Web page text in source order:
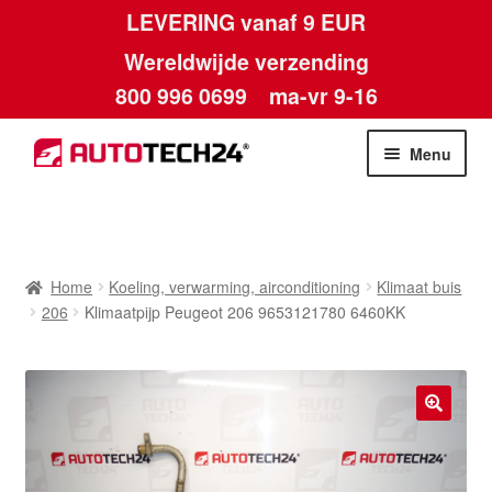
LEVERING vanaf 9 EUR
Wereldwijde verzending
800 996 0699 ma-vr 9-16
Ga
door
Ga
naar
Menu
Contact
Home Koeling, verwarming, airconditioning
Klimaat buis
206
Klimaatpijp Peugeot 206 9653121780 6460KK